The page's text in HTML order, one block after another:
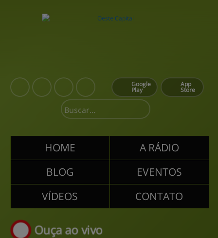
App
Store
Google
Play
HOME
A RÁDIO
BLOG
EVENTOS
VÍDEOS
CONTATO
Ouça ao vivo